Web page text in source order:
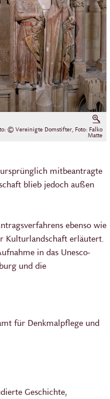
© Vereinigte Domstifter, Foto: Falko
Matte
mitbeantragte
blieb jedoch außen
ebenso wie
Kulturlandschaft erläutert.
in das Unesco-
und die
für Denkmalpflege und
Geschichte,